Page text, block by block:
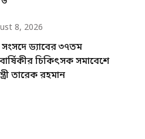
8, 2026
ড্যাবের ৩৭তম
চিকিৎসক সমাবেশে
তারেক রহমান